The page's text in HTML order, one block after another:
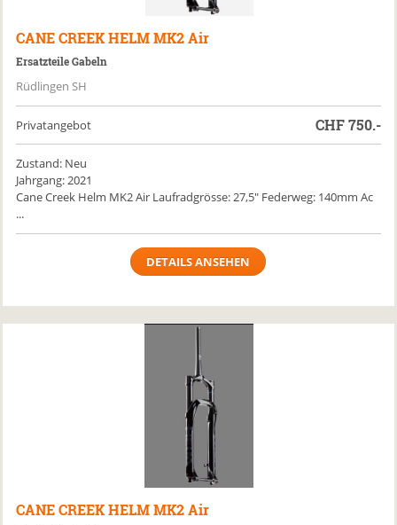
CANE CREEK HELM MK2 Air
Ersatzteile Gabeln
Rüdlingen SH
Privatangebot CHF750.-
Zustand: Neu
Jahrgang: 2021
Cane Creek Helm MK2 Air Laufradgrösse: 27,5" Federweg: 140mm Ac
...
DETAILS ANSEHEN
CANE CREEK HELM MK2 Air